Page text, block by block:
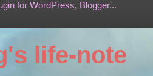
life-note